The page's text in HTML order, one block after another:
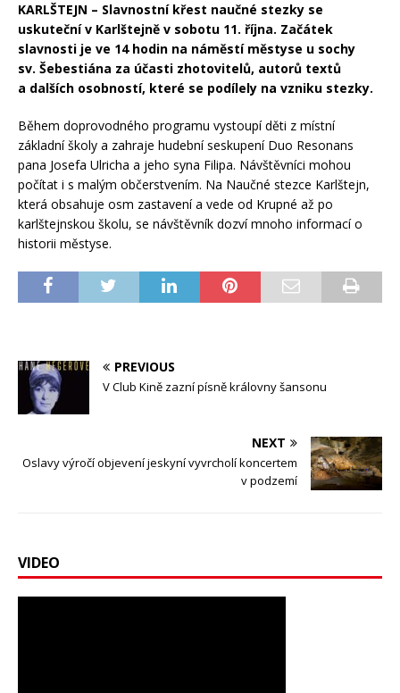
KARLŠTEJN – Slavnostní křest naučné stezky se
uskuteční v Karlštejně v sobotu 11. října. Začátek
slavnosti je ve 14 hodin na náměstí městyse u sochy
sv. Šebestiána za účasti zhotovitelů, autorů textů
a dalších osobností, které se podílely na vzniku stezky.
Během doprovodného programu vystoupí děti z místní
základní školy a zahraje hudební seskupení Duo Resonans
pana Josefa Ulricha a jeho syna Filipa. Návštěvníci mohou
počítat i s malým občerstvením. Na Naučné stezce Karlštejn,
která obsahuje osm zastavení a vede od Krupné až po
karlštejnskou školu, se návštěvník dozví mnoho informací o
historii městyse.
PREVIOUS
V Club Kině zazní písně královny šansonu
NEXT
Oslavy výročí objevení jeskyní vyvrcholí koncertem
v podzemí
VIDEO